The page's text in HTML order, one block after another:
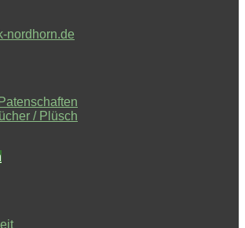
nordhorn.de
/ Plüsch